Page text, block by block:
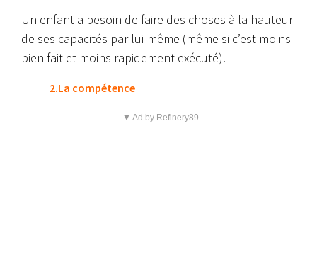
Un enfant a besoin de faire des choses à la hauteur
de ses capacités par lui-même (même si c’est moins
bien fait et moins rapidement exécuté).
2.La compétence
▼ Ad by Refinery89